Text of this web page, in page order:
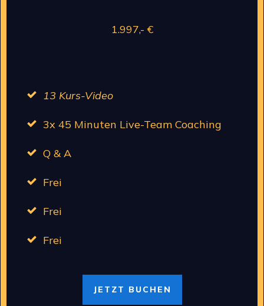
1.997,- €
13 Kurs-Video
3x 45 Minuten Live-Team Coaching
Q & A
Frei
Frei
Frei
JETZT BUCHEN